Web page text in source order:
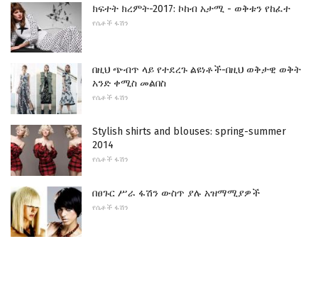
ክፍተት ክረምት-2017: ኮከብ አታሚ - ወቅቱን የከፈተ
የሴቶች ፋሽን
በዚህ ጭብጥ ላይ የተደረጉ ልዩነቶች-በዚህ ወቅታዊ ወቅት
አንድ ቀሚስ መልበስ
የሴቶች ፋሽን
Stylish shirts and blouses: spring-summer
2014
የሴቶች ፋሽን
በፀጉር ሥራ ፋሽን ውስጥ ያሉ አዝማሚያዎች
የሴቶች ፋሽን